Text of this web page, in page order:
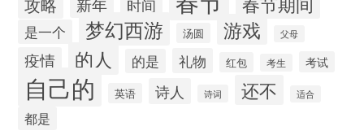
时间
是一个 梦幻西游 汤圆 游戏 父母
疫情 的人 的是 礼物 红包 考生 考试
自己的 英语 诗人 诗词 还不 适合
都是